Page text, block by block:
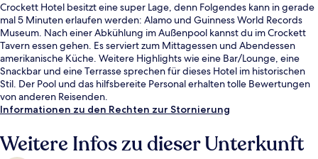
Crockett Hotel besitzt eine super Lage, denn Folgendes kann in gerade
mal 5 Minuten erlaufen werden: Alamo und Guinness World Records
Museum. Nach einer Abkühlung im Außenpool kannst du im Crockett
Tavern essen gehen. Es serviert zum Mittagessen und Abendessen
amerikanische Küche. Weitere Highlights wie eine Bar/Lounge, eine
Snackbar und eine Terrasse sprechen für dieses Hotel im historischen
Stil. Der Pool und das hilfsbereite Personal erhalten tolle Bewertungen
von anderen Reisenden.
Informationen zu den Rechten zur Stornierung
Weitere Infos zu dieser Unterkunft